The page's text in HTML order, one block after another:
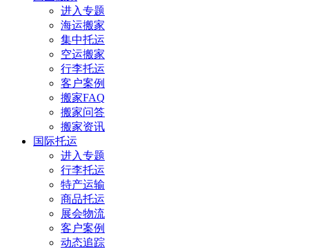
进入专题
海运搬家
集中托运
空运搬家
行李托运
客户案例
搬家FAQ
搬家问答
搬家资讯
国际托运
进入专题
行李托运
特产运输
商品托运
展会物流
客户案例
动态追踪